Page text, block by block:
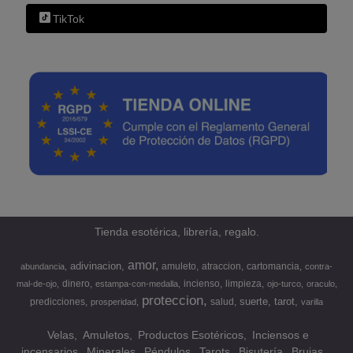
TikTok
Tienda esotérica, librería, regalo.
abundancia adivinacion amor amuleto atraccion cartomancia
contra-
mal-de-ojo
dinero estampa-con-medalla incienso limpieza ojo-turco oraculo
predicciones prosperidad proteccion salud suerte tarot varilla
Velas Amuletos Productos Esotéricos
Inciensos e